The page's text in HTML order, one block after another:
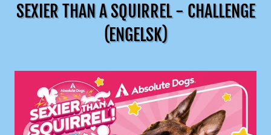
SEXIER THAN A SQUIRREL - CHALLENGE
(ENGELSK)